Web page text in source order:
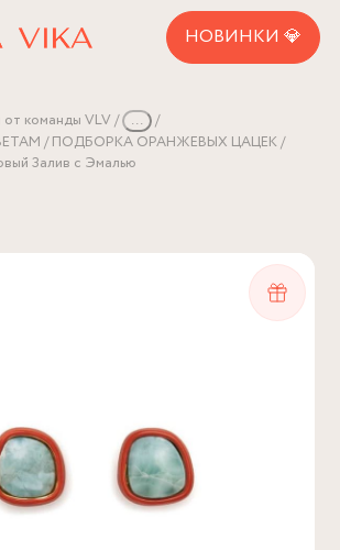
НОВИНКИ 💎
команды VLV
...
ПОДБОРКА ОРАНЖЕВЫХ ЦАЦЕК
Залив с Эмалью